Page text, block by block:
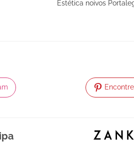
Estética noivos